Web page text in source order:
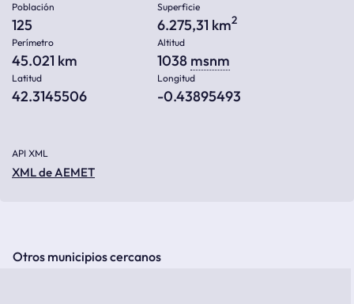
Población
125
Superficie
6.275,31 km2
Perímetro
45.021 km
Altitud
1038 msnm
Latitud
42.3145506
Longitud
-0.43895493
API XML
XML de AEMET
Otros municipios cercanos